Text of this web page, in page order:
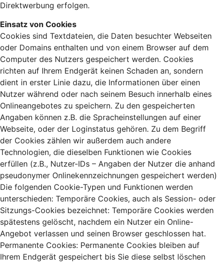
Direktwerbung erfolgen.
Einsatz von Cookies
Cookies sind Textdateien, die Daten besuchter Webseiten
oder Domains enthalten und von einem Browser auf dem
Computer des Nutzers gespeichert werden. Cookies
richten auf Ihrem Endgerät keinen Schaden an, sondern
dient in erster Linie dazu, die Informationen über einen
Nutzer während oder nach seinem Besuch innerhalb eines
Onlineangebotes zu speichern. Zu den gespeicherten
Angaben können z.B. die Spracheinstellungen auf einer
Webseite, oder der Loginstatus gehören. Zu dem Begriff
der Cookies zählen wir außerdem auch andere
Technologien, die dieselben Funktionen wie Cookies
erfüllen (z.B., Nutzer-IDs – Angaben der Nutzer die anhand
pseudonymer Onlinekennzeichnungen gespeichert werden)
Die folgenden Cookie-Typen und Funktionen werden
unterschieden: Temporäre Cookies, auch als Session- oder
Sitzungs-Cookies bezeichnet: Temporäre Cookies werden
spätestens gelöscht, nachdem ein Nutzer ein Online-
Angebot verlassen und seinen Browser geschlossen hat.
Permanente Cookies: Permanente Cookies bleiben auf
Ihrem Endgerät gespeichert bis Sie diese selbst löschen